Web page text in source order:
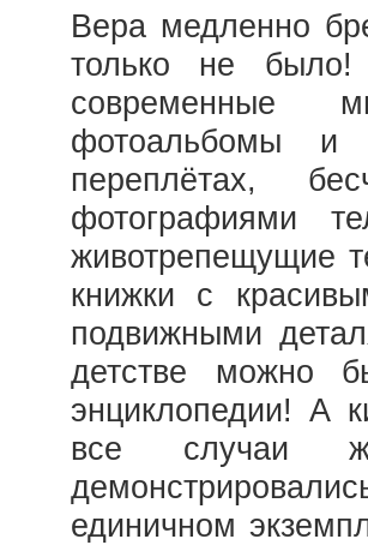
Вера медленно
только не было!
современные
фотоальбомы и
переплётах,
фотографиями
животрепещущие
книжки с
подвижными
детстве можно
энциклопедии! А
все случаи
единичном